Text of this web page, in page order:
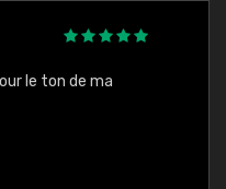
le ton de ma